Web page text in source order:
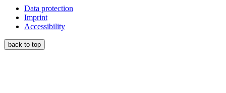
Data protection
Imprint
Accessibility
back to top